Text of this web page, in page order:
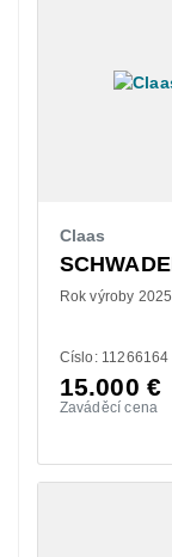
Claas
Rok výroby 2025
Císlo: 11266164
15.000 €
Zaváděcí cena